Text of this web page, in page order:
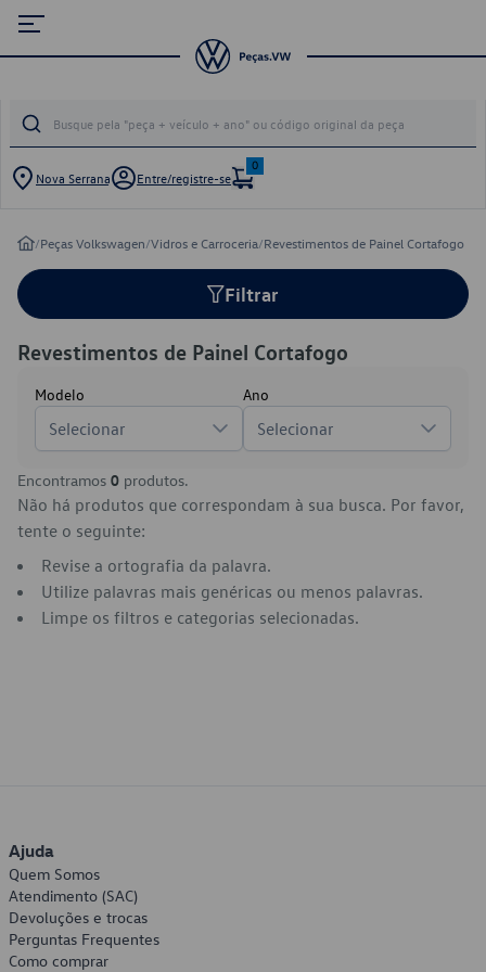
Nova Serrana Entre/registre-se
0
/Peças Volkswagen/Vidros e Carroceria/Revestimentos de Painel Cortafogo
Filtrar
Revestimentos de Painel Cortafogo
Modelo
Selecionar
Ano
Selecionar
Encontramos 0 produtos.
Não há produtos que correspondam à sua busca. Por favor,
tente o seguinte:
Revise a ortografia da palavra.
Utilize palavras mais genéricas ou menos palavras.
Limpe os filtros e categorias selecionadas.
Ajuda
Quem Somos
Atendimento (SAC)
Devoluções e trocas
Perguntas Frequentes
Como comprar